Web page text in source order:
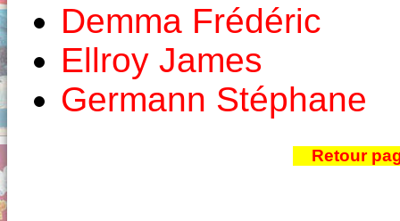
Demma Frédéric
Ellroy James
Germann Stéphane
Retour